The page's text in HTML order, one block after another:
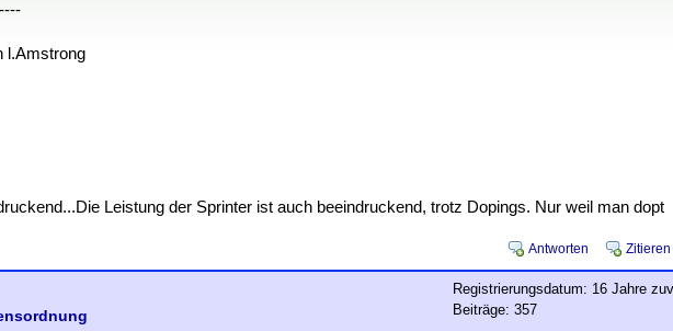
l.Amstrong
Leistung der Sprinter ist auch beeindruckend, trotz Dopings. Nur weil man dopt
Antworten Zitieren
Registrierungsdatum: 16 Jahre
Beiträge: 357